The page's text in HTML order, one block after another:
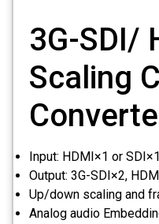
3G-SDI/
Scaling
Input: HDMI×1 or
Output: 3G-SDI×2,
Up/down scaling and
Analog audio